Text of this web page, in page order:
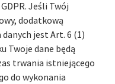
Jeśli Twój
dodatkową
jest Art. 6 (1)
Twoje dane będą
trwania istniejącego
do wykonania